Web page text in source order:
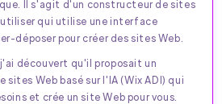
Il s'agit d'un constructeur de sites
qui utilise une interface
déposer pour créer des sites Web.
découvert qu'il proposait un
Web basé sur l'IA (Wix ADI) qui
et crée un site Web pour vous.